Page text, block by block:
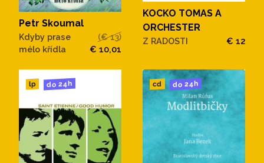
Petr Skoumal
Kdyby prase
mélo křídla
(€ 13)
€ 10,01
KOCKO TOMAS A
ORCHESTER
Z RADOSTI € 12
lp do 24h cd do 24h